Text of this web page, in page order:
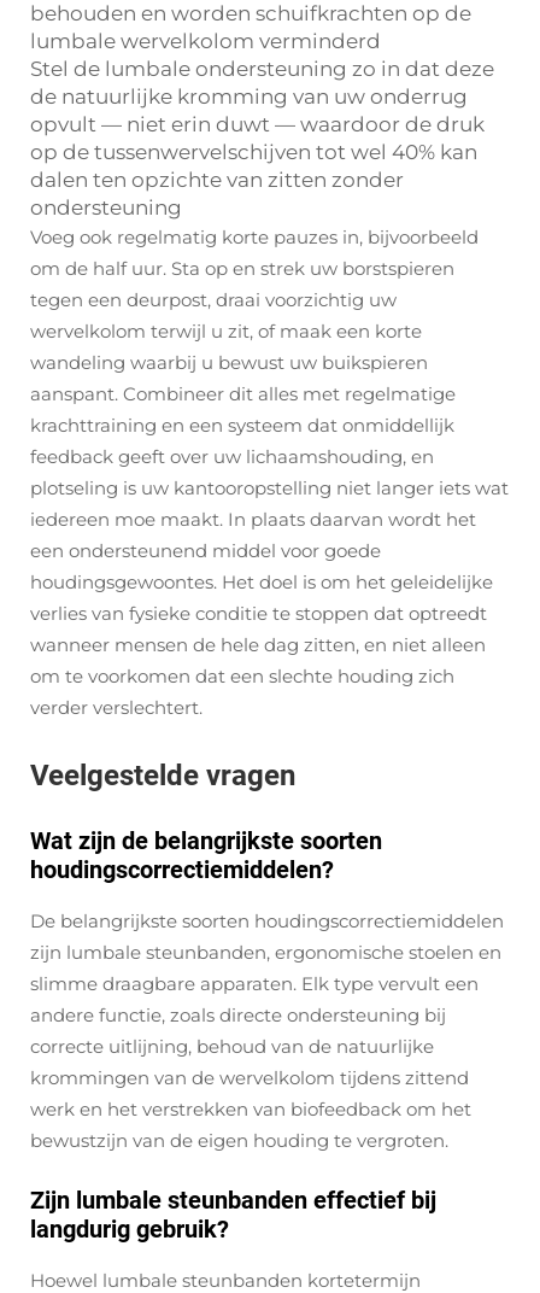
behouden en worden schuifkrachten op de
lumbale wervelkolom verminderd
Stel de lumbale ondersteuning zo in dat deze
de natuurlijke kromming van uw onderrug
opvult — niet erin duwt — waardoor de druk
op de tussenwervelschijven tot wel 40% kan
dalen ten opzichte van zitten zonder
ondersteuning
Voeg ook regelmatig korte pauzes in, bijvoorbeeld
om de half uur. Sta op en strek uw borstspieren
tegen een deurpost, draai voorzichtig uw
wervelkolom terwijl u zit, of maak een korte
wandeling waarbij u bewust uw buikspieren
aanspant. Combineer dit alles met regelmatige
krachttraining en een systeem dat onmiddellijk
feedback geeft over uw lichaamshouding, en
plotseling is uw kantooropstelling niet langer iets wat
iedereen moe maakt. In plaats daarvan wordt het
een ondersteunend middel voor goede
houdingsgewoontes. Het doel is om het geleidelijke
verlies van fysieke conditie te stoppen dat optreedt
wanneer mensen de hele dag zitten, en niet alleen
om te voorkomen dat een slechte houding zich
verder verslechtert.
Veelgestelde vragen
Wat zijn de belangrijkste soorten
houdingscorrectiemiddelen?
De belangrijkste soorten houdingscorrectiemiddelen
zijn lumbale steunbanden, ergonomische stoelen en
slimme draagbare apparaten. Elk type vervult een
andere functie, zoals directe ondersteuning bij
correcte uitlijning, behoud van de natuurlijke
krommingen van de wervelkolom tijdens zittend
werk en het verstrekken van biofeedback om het
bewustzijn van de eigen houding te vergroten.
Zijn lumbale steunbanden effectief bij
langdurig gebruik?
Hoewel lumbale steunbanden kortetermijn